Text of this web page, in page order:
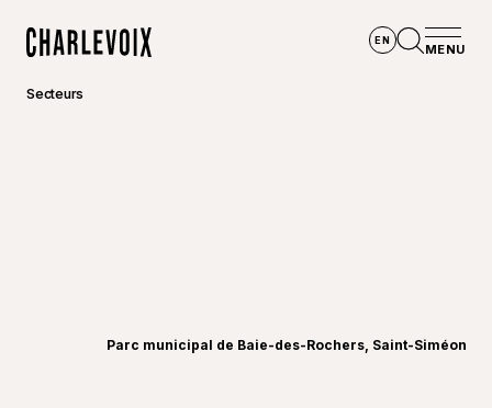
EN
MENU
Secteurs
Parc municipal de Baie-des-Rochers, Saint-Siméon